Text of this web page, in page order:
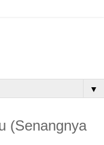
▼
(Senangnya